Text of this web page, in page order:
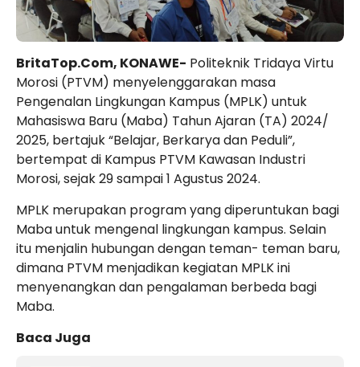
BritaTop.Com, KONAWE- Politeknik Tridaya Virtu
Morosi (PTVM) menyelenggarakan masa
Pengenalan Lingkungan Kampus (MPLK) untuk
Mahasiswa Baru (Maba) Tahun Ajaran (TA) 2024/
2025, bertajuk “Belajar, Berkarya dan Peduli”,
bertempat di Kampus PTVM Kawasan Industri
Morosi, sejak 29 sampai 1 Agustus 2024.
MPLK merupakan program yang diperuntukan bagi
Maba untuk mengenal lingkungan kampus. Selain
itu menjalin hubungan dengan teman- teman baru,
dimana PTVM menjadikan kegiatan MPLK ini
menyenangkan dan pengalaman berbeda bagi
Maba.
Baca Juga